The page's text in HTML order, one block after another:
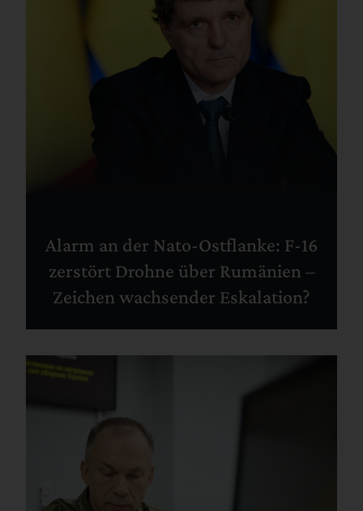
Alarm an der Nato-Ostflanke: F-16
zerstört Drohne über Rumänien –
Zeichen wachsender Eskalation?